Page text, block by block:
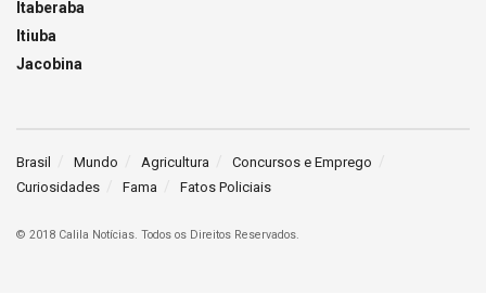
Itaberaba
Itiuba
Jacobina
Brasil Mundo Agricultura
Concursos e Emprego
Curiosidades
Fama Fatos Policiais
© 2018 Calila Notícias. Todos os Direitos Reservados.